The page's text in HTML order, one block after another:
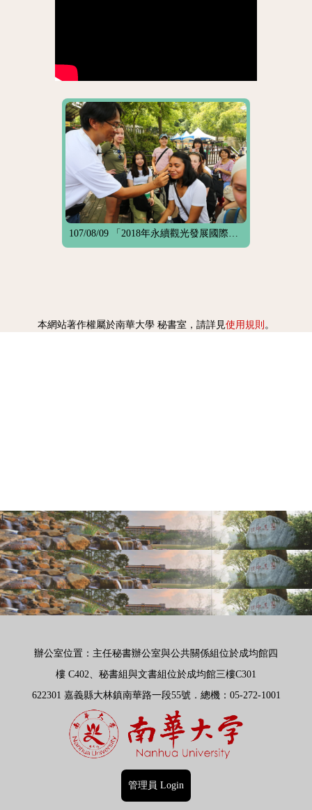
本網站著作權屬於南華大學 秘書室，請詳見使用規則 。
1
辦公室位置：主任秘書辦公室與公共關係組位於成均館四
樓 C402、秘書組與文書組位於成均館三樓C301
622301 嘉義縣大林鎮南華路一段55號．總機 ： 05-272-1001
管理員 Login